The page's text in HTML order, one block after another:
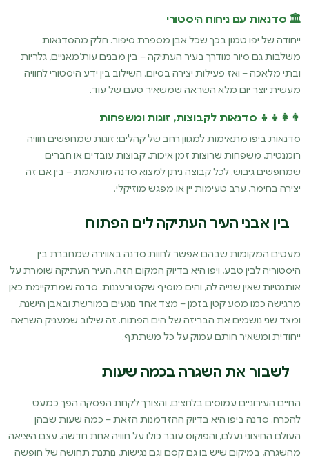
🏛️ סדנאות עם ניחוח היסטורי
ייחודה של יפו טמון בכך שכל אבן מספרת סיפור. חלק מהסדנאות
משלבות גם סיור מודרך בעיר העתיקה – בין מבנים עות’מאניים, גלריות
ובתי מלאכה – ואז פעילות יצירה בסיום. השילוב בין ידע היסטורי לחוויה
מעשית יוצר יום מלא השראה שמשאיר טעם של עוד.
👨‍👩‍👧‍👦 סדנאות לקבוצות, זוגות ומשפחות
סדנאות ביפו מתאימות למגוון רחב של קהלים: זוגות שמחפשים חוויה
רומנטית, משפחות שרוצות זמן איכות, קבוצות עובדים או חברים
שמחפשים גיבוש. לכל קבוצה ניתן למצוא סדנה מותאמת – בין אם זה
יצירה בחימר, ערב טעימות יין או מפגש מוזיקלי.
בין אבני העיר העתיקה לים הפתוח
מעטים המקומות שבהם אפשר לחוות סדנה באווירה שמחברת בין
היסטוריה לבין טבע, ויפו היא בדיוק המקום הזה. העיר העתיקה שומרת על
אותנטיות שאין שנייה לה, והים מוסיף שקט ורעננות. סדנה שמתקיימת כאן
מרגישה כמו מסע קטן בזמן – מצד אחד נוגעים במורשת ובאבן הישנה,
ומצד שני נושמים את הבריזה של הים הפתוח. זה שילוב שמעניק השראה
ייחודית ומשאיר חותם עמוק על כל משתתף.
לשבור את השגרה בכמה שעות
החיים העירוניים עמוסים בלחצים, והצורך לקחת הפסקה הפך כמעט
להכרח. סדנה ביפו היא בדיוק ההזדמנות הזאת – כמה שעות שבהן
העולם החיצוני נעלם, והפוקוס עובר כולו על חוויה אחת חדשה. עצם היציאה
מהשגרה, במיקום שיש בו גם קסם וגם נגישות, נותנת תחושה של חופשה